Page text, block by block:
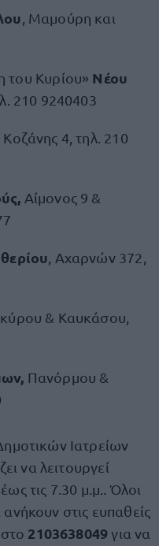
, Μαμούρη και
του Κυρίου» Νέου
210 9240403
, Κοζάνης 4, τηλ. 210
Αίμονος 9 &
, Αχαρνών 372,
& Καυκάσου,
Πανόρμου &
Ιατρείων
να λειτουργεί
τις 7.30 μ.μ.. Όλοι
ανήκουν στις ευπαθείς
2103638049για να